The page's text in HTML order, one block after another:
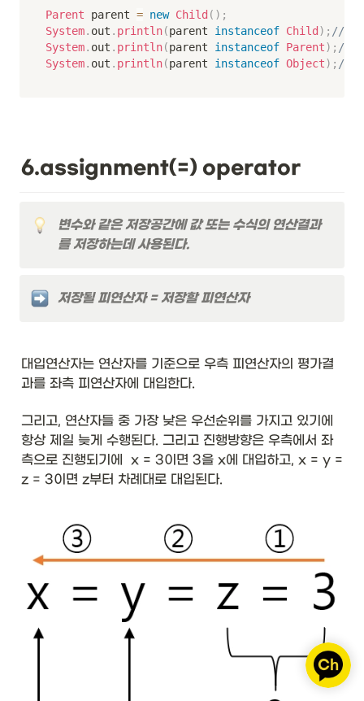
Parent parent = new Child ( ) ;
System. out . println(parent instanceof Child ) ; //
System. out . println(parent instanceof Parent) ; //
System. out . println(parent instanceof Object) ; //
6.assignment(=) operator
변수와 같은 저장공간에 값 또는 수식의 연산결과
를 저장하는데 사용된다.
저장될 피연산자 = 저장할 피연산자
대입연산자는 연산자를 기준으로 우측 피연산자의 평가결
과를 좌측 피연산자에 대입한다.
그리고, 연산자들 중 가장 낮은 우선순위를 가지고 있기에
항상 제일 늦게 수행된다. 그리고 진행방향은 우측에서 좌
측으로 진행되기에  x = 3이면 3을 x에 대입하고, x = y =
z = 3이면 z부터 차례대로 대입된다.